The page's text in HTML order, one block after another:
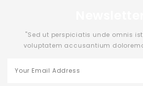
"Sed ut perspiciatis unde omnis
voluptatem accusantium